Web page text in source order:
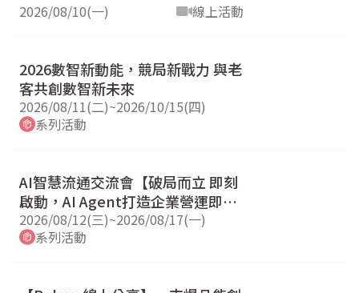
2026/08/10(一) 線上活動
2026數智新動能，競局新戰力 與老
客共創數智新未來
2026/08/11(二)~2026/10/15(四)
系列活動
AI智慧流通交流會【破局而立 即刻
啟動，AI Agent打造企業營運即戰
力 】
2026/08/12(三)~2026/08/17(一)
系列活動